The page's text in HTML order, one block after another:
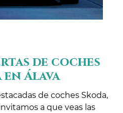
de coches
en Álava
de coches Skoda,
a que veas las